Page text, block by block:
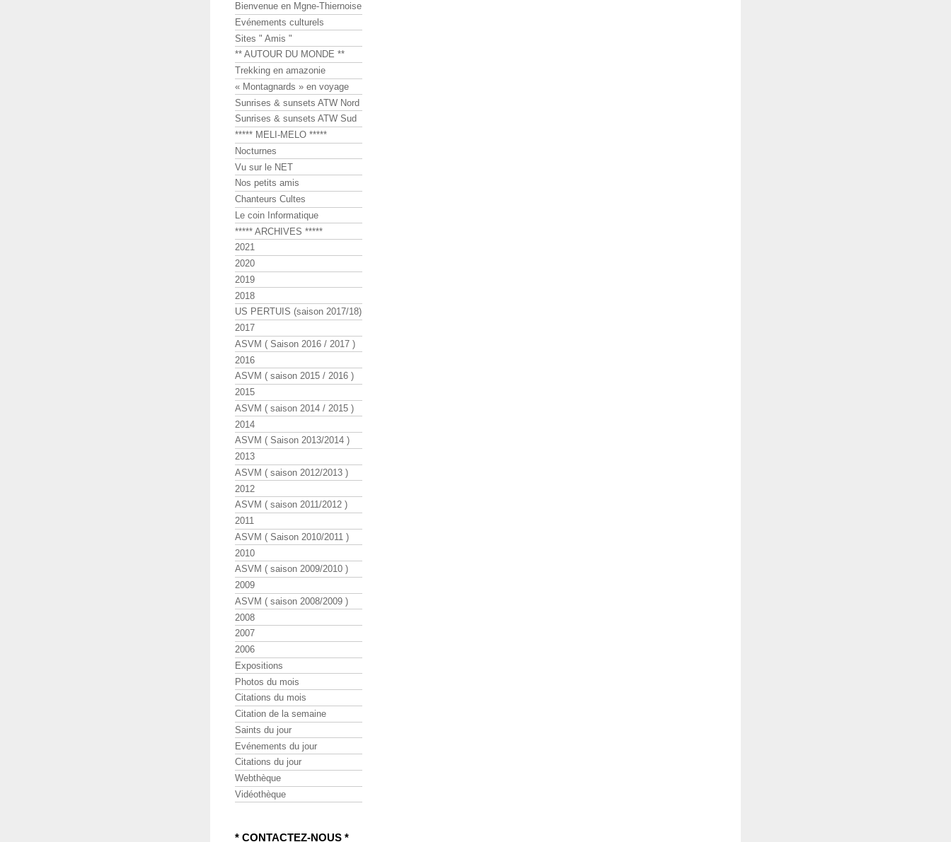
Bienvenue en Mgne-Thiernoise
Evénements culturels
Sites " Amis "
** AUTOUR DU MONDE **
Trekking en amazonie
« Montagnards » en voyage
Sunrises & sunsets ATW Nord
Sunrises & sunsets ATW Sud
***** MELI-MELO *****
Nocturnes
Vu sur le NET
Nos petits amis
Chanteurs Cultes
Le coin Informatique
***** ARCHIVES *****
2021
2020
2019
2018
US PERTUIS (saison 2017/18)
2017
ASVM ( Saison 2016 / 2017 )
2016
ASVM ( saison 2015 / 2016 )
2015
ASVM ( saison 2014 / 2015 )
2014
ASVM ( Saison 2013/2014 )
2013
ASVM ( saison 2012/2013 )
2012
ASVM ( saison 2011/2012 )
2011
ASVM ( Saison 2010/2011 )
2010
ASVM ( saison 2009/2010 )
2009
ASVM ( saison 2008/2009 )
2008
2007
2006
Expositions
Photos du mois
Citations du mois
Citation de la semaine
Saints du jour
Evénements du jour
Citations du jour
Webthèque
Vidéothèque
* CONTACTEZ-NOUS *